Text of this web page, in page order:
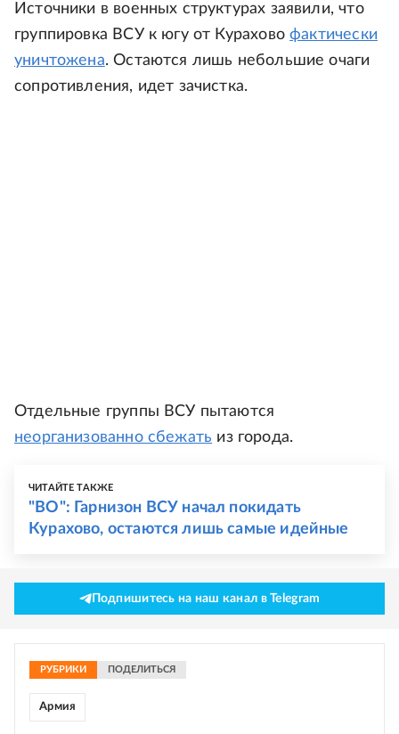
Источники в военных структурах заявили, что
группировка ВСУ к югу от Кураховофактически
уничтожена. Остаются лишь небольшие очаги
сопротивления, идет зачистка.
Отдельные группы ВСУ пытаются
неорганизованно сбежать из города.
ЧИТАЙТЕ ТАКЖЕ
"ВО": Гарнизон ВСУ начал покидать
Курахово, остаются лишь самые идейные
Подпишитесь на наш канал в Telegram
РУБРИКИ ПОДЕЛИТЬСЯ
Армия